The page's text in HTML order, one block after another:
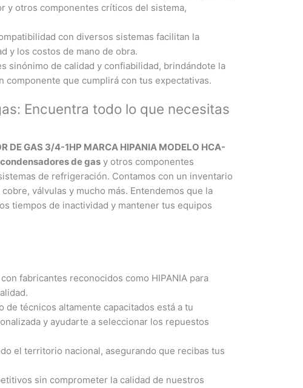
y otros componentes críticos del sistema,
con diversos sistemas facilitan la
y los costos de mano de obra.
sinónimo de calidad y confiabilidad, brindándote la
que cumplirá con tus expectativas.
Encuentra todo lo que necesitas
DE GAS 3/4-1HP MARCA HIPANIA MODELO HCA-
de gas y otros componentes
de refrigeración. Contamos con un inventario
válvulas y mucho más. Entendemos que la
tiempos de inactividad y mantener tus equipos
fabricantes reconocidos como HIPANIA para
de técnicos altamente capacitados está a tu
y ayudarte a seleccionar los repuestos
el territorio nacional, asegurando que recibas tus
sin comprometer la calidad de nuestros